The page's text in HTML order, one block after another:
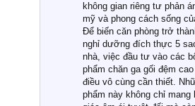
không gian riêng tư phản
mỹ và phong cách sống
Để biến căn phòng trở
nghỉ dưỡng đích thực 5
nhà, việc đầu tư vào các
phẩm chăn ga gối đệm
điều vô cùng cần thiết.
phẩm này không chỉ mang